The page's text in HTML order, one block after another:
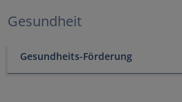
Gesundheit
Gesundheits-Förderung